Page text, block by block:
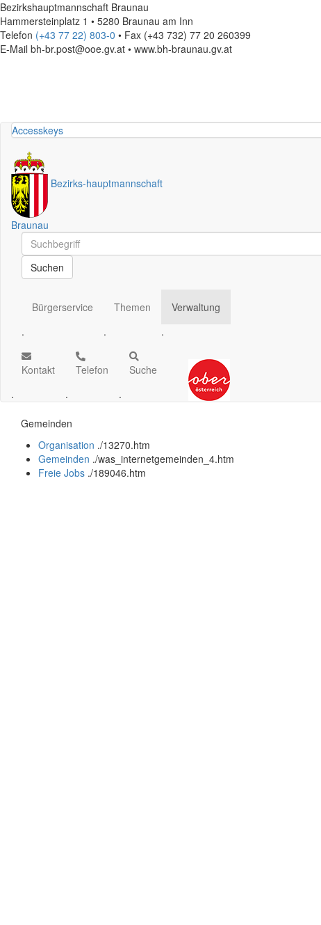
Bezirkshauptmannschaft Braunau
Hammersteinplatz 1 • 5280 Braunau am Inn
Telefon (+43 77 22) 803-0 • Fax (+43 732) 77 20 260399
E-Mail bh-br.post@ooe.gv.at • www.bh-braunau.gv.at
Accesskeys
Bezirks-hauptmannschaft
Braunau
Schnellsuche
Schnellsuche
Suchen
Bürgerservice
.
Themen
.
Verwaltung
.
Kontakt
.
Telefon
.
Suche
.
Gemeinden
Organisation ./13270.htm
Gemeinden ./was_internetgemeinden_4.htm
Freie Jobs ./189046.htm